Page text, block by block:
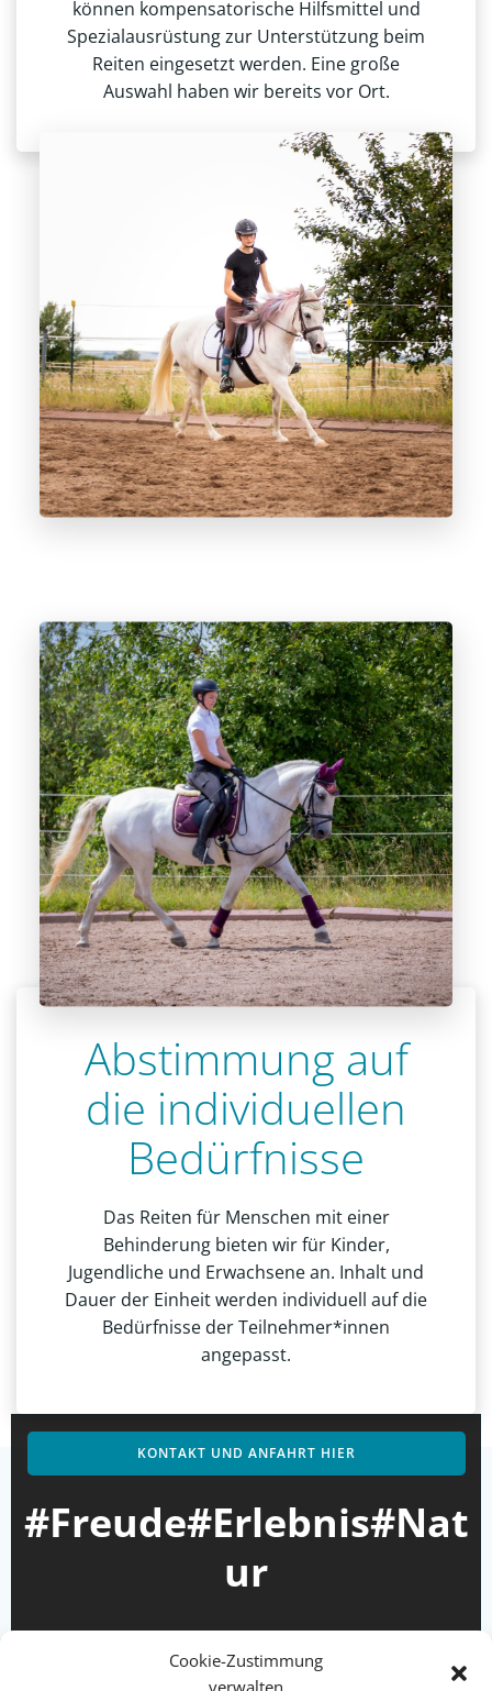
Cookie-Zustimmung
verwalten
können kompensatorische Hilfsmittel und
Spezialausrüstung zur Unterstützung beim
Reiten eingesetzt werden. Eine große
Auswahl haben wir bereits vor Ort.
Abstimmung auf
die individuellen
Bedürfnisse
Das Reiten für Menschen mit einer
Behinderung bieten wir für Kinder,
Jugendliche und Erwachsene an. Inhalt und
Dauer der Einheit werden individuell auf die
Bedürfnisse der Teilnehmer*innen
angepasst.
KONTAKT UND ANFAHRT HIER
#Freude#Erlebnis#Nat
ur